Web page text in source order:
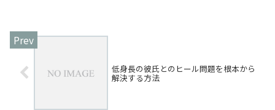
低身長の彼氏とのヒール問題を根本から
解決する方法